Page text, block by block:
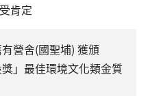
肯定
營舍(國聖埔) 獲頒
」最佳環境文化類金質